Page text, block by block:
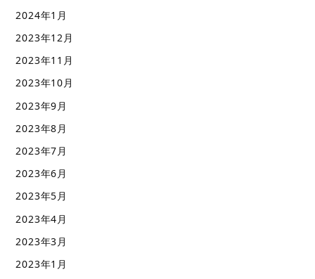
2024年1月
2023年12月
2023年11月
2023年10月
2023年9月
2023年8月
2023年7月
2023年6月
2023年5月
2023年4月
2023年3月
2023年1月